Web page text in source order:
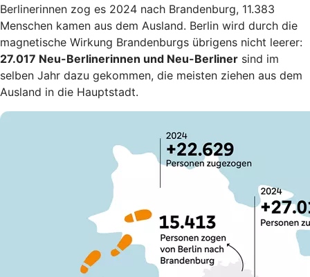
Berlinerinnen zog es 2024 nach Brandenburg, 11.383
Menschen kamen aus dem Ausland. Berlin wird durch die
magnetische Wirkung Brandenburgs übrigens nicht leerer:
27.017 Neu-Berlinerinnen und Neu-Berliner sind im
selben Jahr dazu gekommen, die meisten ziehen aus dem
Ausland in die Hauptstadt.